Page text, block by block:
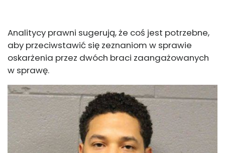
Analitycy prawni sugerują, że coś jest potrzebne,
aby przeciwstawić się zeznaniom w sprawie
oskarżenia przez dwóch braci zaangażowanych
w sprawę.